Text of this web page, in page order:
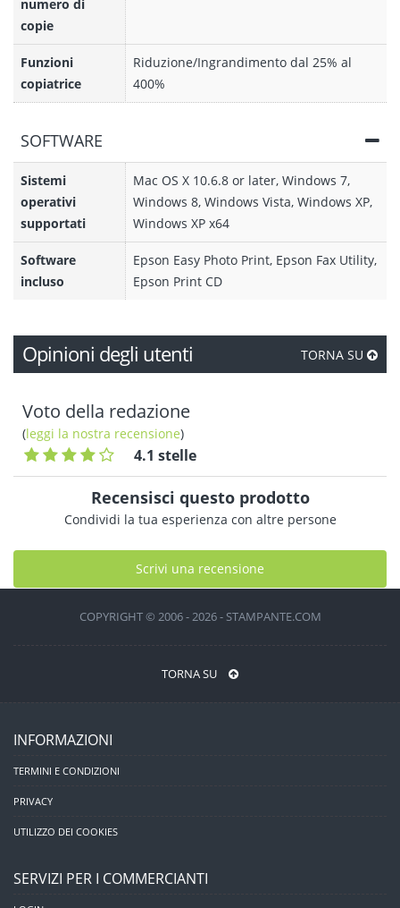
numero di
copie
Funzioni
copiatrice
Riduzione/Ingrandimento dal 25% al
400%
SOFTWARE
Sistemi
operativi
supportati
Mac OS X 10.6.8 or later, Windows 7,
Windows 8, Windows Vista, Windows XP,
Windows XP x64
Software
incluso
Epson Easy Photo Print, Epson Fax Utility,
Epson Print CD
Opinioni degli utenti TORNA SU
Voto della redazione
(leggi la nostra recensione)
4.1 stelle
Recensisci questo prodotto
Condividi la tua esperienza con altre persone
Scrivi una recensione
COPYRIGHT © 2006 - 2026 - STAMPANTE.COM
TORNA SU
INFORMAZIONI
TERMINI E CONDIZIONI
PRIVACY
UTILIZZO DEI COOKIES
SERVIZI PER I COMMERCIANTI